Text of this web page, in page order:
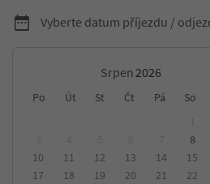
Vyberte datum příjezdu /
Srpen
Po Út St Čt Pá So
8
10
11 12 13 14 15
17
18 19 20 21 22
v